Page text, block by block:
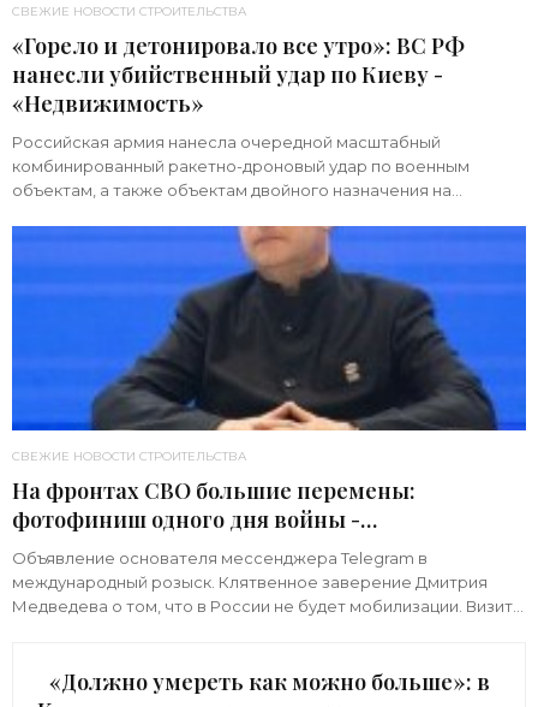
СВЕЖИЕ НОВОСТИ СТРОИТЕЛЬСТВА
«Горело и детонировало все утро»: ВС РФ
нанесли убийственный удар по Киеву -
«Недвижимость»
Российская армия нанесла очередной масштабный
комбинированный ракетно-дроновый удар по военным
объектам, а также объектам двойного назначения на
СВЕЖИЕ НОВОСТИ СТРОИТЕЛЬСТВА
На фронтах СВО большие перемены:
фотофиниш одного дня войны -
«Недвижимость»
Объявление основателя мессенджера Telegram в
международный розыск. Клятвенное заверение Дмитрия
Медведева о том, что в России не будет мобилизации. Визит
«Должно умереть как можно больше»: в